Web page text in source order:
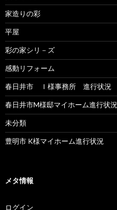
家造りの彩
平屋
彩の家シリ－ズ
感動リフォーム
春日井市 Ｉ様事務所 進行状況
春日井市M様邸マイホーム進行状況
未分類
豊明市 K様マイホーム進行状況
メタ情報
ログイン